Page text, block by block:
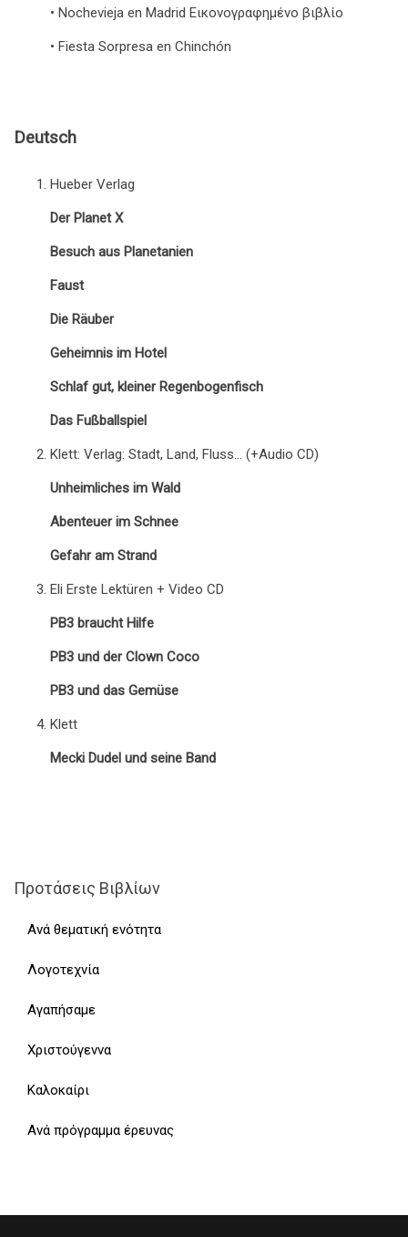
• Nochevieja en Madrid Εικονογραφημένο βιβλίο
• Fiesta Sorpresa en Chinchón
Deutsch
Hueber Verlag
Der Planet X
Besuch aus Planetanien
Faust
Die Räuber
Geheimnis im Hotel
Schlaf gut, kleiner Regenbogenfisch
Das Fußballspiel
Klett: Verlag: Stadt, Land, Fluss… (+Audio CD)
Unheimliches im Wald
Abenteuer im Schnee
Gefahr am Strand
Eli Erste Lektüren + Video CD
PB3 braucht Hilfe
PB3 und der Clown Coco
PB3 und das Gemüse
Klett
Mecki Dudel und seine Band
Προτάσεις Βιβλίων
Ανά θεματική ενότητα
Λογοτεχνία
Αγαπήσαμε
Χριστούγεννα
Καλοκαίρι
Ανά πρόγραμμα έρευνας